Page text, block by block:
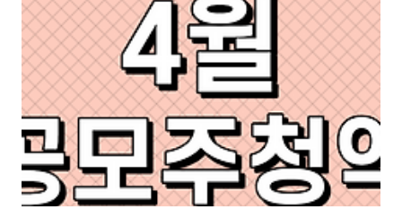
중 민테크, 코칩, 이노그리드는 3월에서 4월로 일정이 변경된 종목이고
그나마 제일엠앤에스 한 종목이 새롭게 선보이는 종목인데요. 이제는 아
예 일정이 변경되는 걸 당연하다고 생각하는 게 마음 편할 것 같습니다.
증권사도 2곳만 사용하면 되겠네요. ^^ ​ ​ ..